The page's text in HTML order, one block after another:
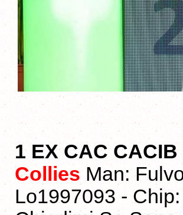
1 EX CAC
Collies Man:
Lo1997093 -